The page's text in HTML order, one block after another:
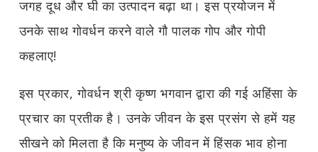
जगह दूध और घी का उत्पादन बढ़ा था। इस प्रयोजन में
उनके साथ गोवर्धन करने वाले गौ पालक गोप और गोपी
कहलाए!
इस प्रकार, गोवर्धन श्री कृष्ण भगवान द्वारा की गई अहिंसा के
प्रचार का प्रतीक है। उनके जीवन के इस प्रसंग से हमें यह
सीखने को मिलता है कि मनुष्य के जीवन में हिंसक भाव होना